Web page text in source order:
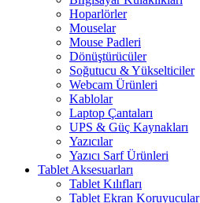
Hoparlörler
Mouselar
Mouse Padleri
Dönüştürücüler
Soğutucu & Yükselticiler
Webcam Ürünleri
Kablolar
Laptop Çantaları
UPS & Güç Kaynakları
Yazıcılar
Yazıcı Sarf Ürünleri
Tablet Aksesuarları
Tablet Kılıfları
Tablet Ekran Koruyucular